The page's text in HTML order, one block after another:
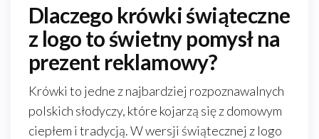
Dlaczego krówki świąteczne
z logo to świetny pomysł na
prezent reklamowy?
Krówki to jedne z najbardziej rozpoznawalnych
polskich słodyczy, które kojarzą się z domowym
ciepłem i tradycją. W wersji świątecznej z logo